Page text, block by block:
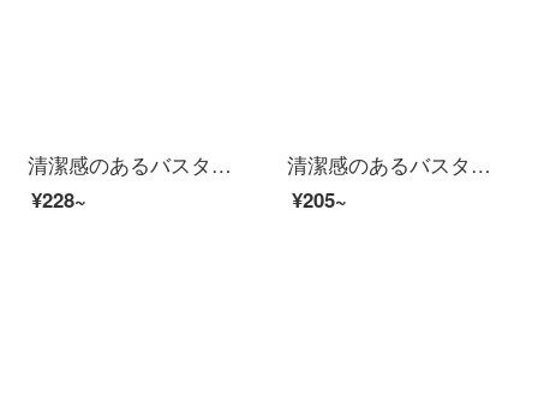
清潔感のあるバスタオル男性純綿成人男女家庭用吸水速乾軟新疆長綿包巾ホテル大浴タオルW 0599深灰（A類標準/柔らかくて厚い/強い吸水）
¥228~
清潔感のあるバスタオル男性純綿成人男女家庭用吸水速乾軟新疆長綿包巾ホテル大浴タオルW 0599薄い灰（A類標準/柔らかくて厚い/強い吸水）
¥205~